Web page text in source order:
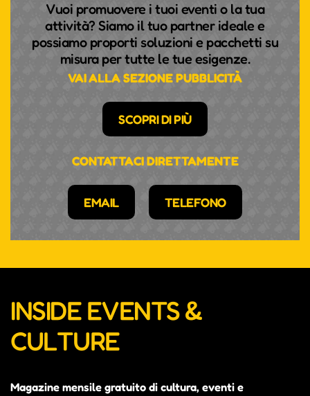
Vuoi promuovere i tuoi eventi o la tua
attività? Siamo il tuo partner ideale e
possiamo proporti soluzioni e pacchetti su
misura per tutte le tue esigenze.
VAI ALLA SEZIONE PUBBLICITÀ
SCOPRI DI PIÙ
CONTATTACI DIRETTAMENTE
EMAIL TELEFONO
INSIDE EVENTS &
CULTURE
Magazine mensile gratuito di cultura, eventi e